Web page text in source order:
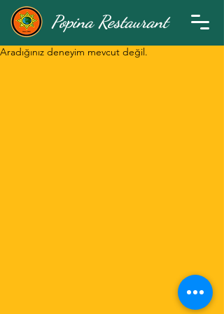
Popina Restaurant
Aradığınız deneyim mevcut değil.